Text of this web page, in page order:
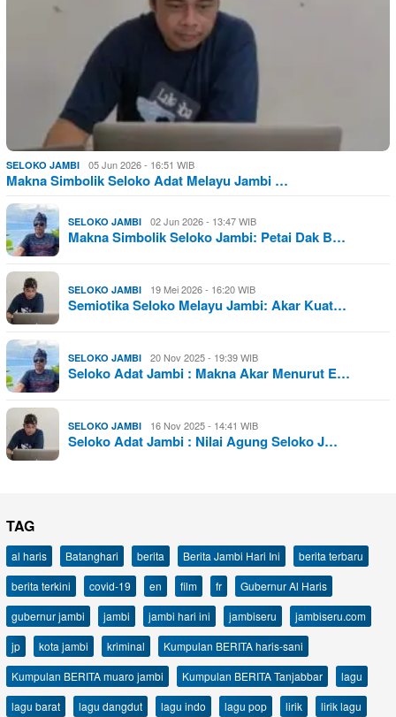
SELOKO JAMBI 05 Jun 2026 - 16:51 WIB
Makna Simbolik Seloko Adat Melayu Jambi …
SELOKO JAMBI 02 Jun 2026 - 13:47 WIB
Makna Simbolik Seloko Jambi: Petai Dak B…
SELOKO JAMBI 19 Mei 2026 - 16:20 WIB
Semiotika Seloko Melayu Jambi: Akar Kuat…
SELOKO JAMBI 20 Nov 2025 - 19:39 WIB
Seloko Adat Jambi : Makna Akar Menurut E…
SELOKO JAMBI 16 Nov 2025 - 14:41 WIB
Seloko Adat Jambi : Nilai Agung Seloko J…
TAG
al haris Batanghari berita Berita Jambi Hari Ini
berita terbaru
berita terkini
covid-19 en film fr
Gubernur Al Haris
gubernur jambi
jambi jambi hari ini jambiseru
jambiseru.com
jp
kota jambi kriminal
Kumpulan BERITA haris-sani
Kumpulan BERITA muaro jambi
Kumpulan BERITA Tanjabbar
lagu
lagu barat
lagu dangdut lagu indo lagu pop lirik
lirik lagu